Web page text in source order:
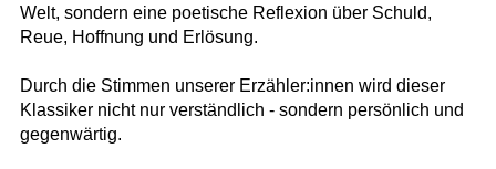
Welt, sondern eine poetische Reflexion über Schuld,
Reue, Hoffnung und Erlösung.
Durch die Stimmen unserer Erzähler:innen wird dieser
Klassiker nicht nur verständlich - sondern persönlich und
gegenwärtig.